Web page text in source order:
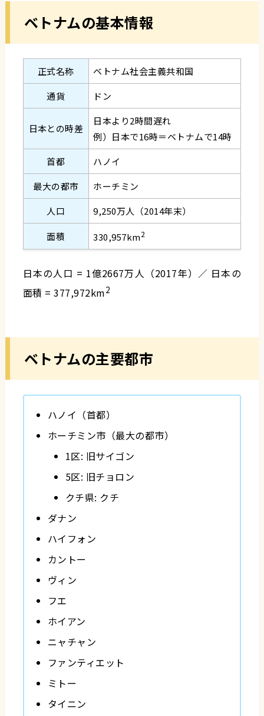
ベトナムの基本情報
正式名称
ベトナム社会主義共和国
通貨
ドン
日本との時差
日本より2時間遅れ
例）日本で16時＝ベトナムで14時
首都
ハノイ
最大の都市
ホーチミン
人口
9,250万人（2014年末）
面積 330,957km2
日本の人口 = 1億2667万人（2017年）／ 日本の
面積 = 377,972km2
ベトナムの主要都市
ハノイ（首都）
ホーチミン市（最大の都市）
1区: 旧サイゴン
5区: 旧チョロン
クチ県: クチ
ダナン
ハイフォン
カントー
ヴィン
フエ
ホイアン
ニャチャン
ファンティエット
ミトー
タイニン